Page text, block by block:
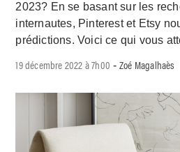
2023? En se basant sur les
internautes, Pinterest et Etsy
prédictions. Voici ce qui vous
19 décembre 2022 à 7h00 -Zoé Magalhaès